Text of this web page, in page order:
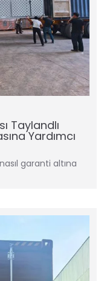
Taylandlı
Yardımcı
garanti altına